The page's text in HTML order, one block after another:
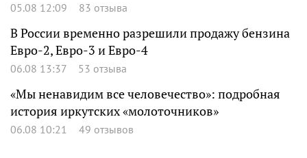
05.08 12:09 83 отзыва
В России временно разрешили продажу бензина
Евро-2, Евро-3 и Евро-4
06.08 13:37 53 отзыва
«Мы ненавидим все человечество»: подробная
история иркутских «молоточников»
06.08 10:21 49 отзывов